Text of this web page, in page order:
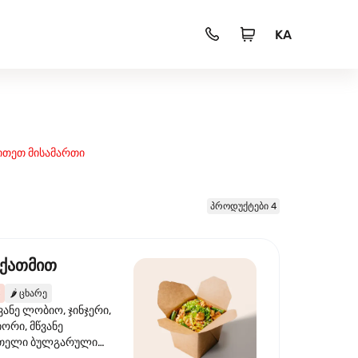
KA
მისამართი
პროდუქტები 4
🌶️ ცხარე
ლობიო, ჯინჯერი,
მწვანე
ბულგარული